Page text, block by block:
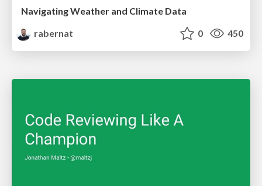
Navigating Weather and Climate Data
rabernat
0 450